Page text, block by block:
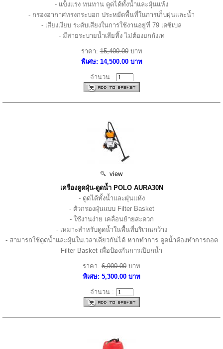
- แข็งแรง ทนทาน ดูดได้ทั้งน้ำและฝุ่นแห้ง
- กรองอากาศทรงกระบอก ประหยัดพื้นที่ในการเก็บฝุ่นและน้ำ
- เสียงเงียบ ระดับเสียงในการใช้งานอยู่ที่ 79 เดซิเบล
- มีสายระบายน้ำเสียทิ้ง ไม่ต้องยกถังเท
ราคา:15,400.00บาท
พิเศษ: 14,500.00 บาท
จำนวน :
view
เครื่องดูดฝุ่น-ดูดน้ำ POLO AURA30N
- ดูดได้ทั้งน้ำและฝุ่นแห้ง
- ตัวกรองฝุ่นแบบ Filter Basket
- ใช้งานง่าย เคลื่อนย้ายสะดวก
- เหมาะสำหรับดูดน้ำในพื้นที่บริเวณกว้าง
- สามารถใช้ดูดน้ำและฝุ่นในเวลาเดียวกันได้ หากทำการ ดูดน้ำต้องทำการถอด
Filter Basket เพื่อป้องกันการเปียกน้ำ
ราคา: 6,900.00 บาท
พิเศษ: 5,300.00 บาท
จำนวน :